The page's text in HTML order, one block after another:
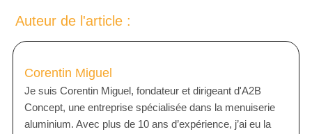
Auteur de l'article :
Corentin Miguel
Je suis Corentin Miguel, fondateur et dirigeant d'A2B
Concept, une entreprise spécialisée dans la menuiserie
aluminium. Avec plus de 10 ans d’expérience, j’ai eu la